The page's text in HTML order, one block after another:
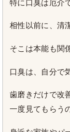
特に口臭は厄介
相性以前に、清
そこは本能も関
口臭は、自分で
歯磨きだけで改
一度見てもらう